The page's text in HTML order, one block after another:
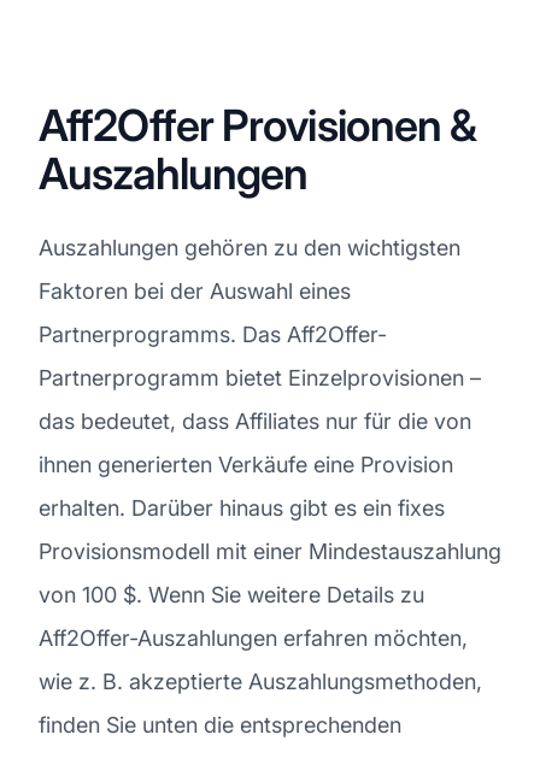
Aff2Offer Provisionen &
Auszahlungen
Auszahlungen gehören zu den wichtigsten
Faktoren bei der Auswahl eines
Partnerprogramms. Das Aff2Offer-
Partnerprogramm bietet Einzelprovisionen –
das bedeutet, dass Affiliates nur für die von
ihnen generierten Verkäufe eine Provision
erhalten. Darüber hinaus gibt es ein fixes
Provisionsmodell mit einer Mindestauszahlung
von 100 $. Wenn Sie weitere Details zu
Aff2Offer-Auszahlungen erfahren möchten,
wie z. B. akzeptierte Auszahlungsmethoden,
finden Sie unten die entsprechenden